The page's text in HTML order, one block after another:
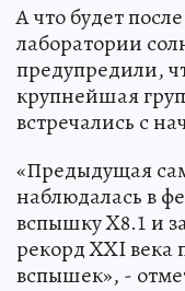
А что будет
лаборатории
предупредили,
крупнейшая
встречались с
«Предыдущая
наблюдалась в
вспышку X8.1 и
рекорд XXI века
вспышек», -